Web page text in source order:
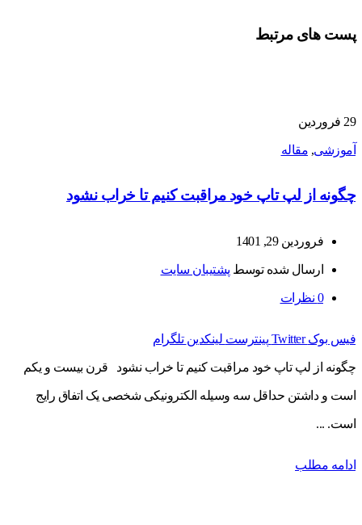
پست های مرتبط
29 فروردین
آموزشی, مقاله
چگونه از لپ تاپ خود مراقبت کنیم تا خراب نشود
فروردین 29, 1401
ارسال شده توسط پشتیبان سایت
0 نظرات
فیس بوک Twitter پینترست لینکدین تلگرام
چگونه از لپ تاپ خود مراقبت کنیم تا خراب نشود قرن بیست و یکم
است و داشتن حداقل سه وسیله الکترونیکی شخصی یک اتفاق رایج
است. ...
ادامه مطلب